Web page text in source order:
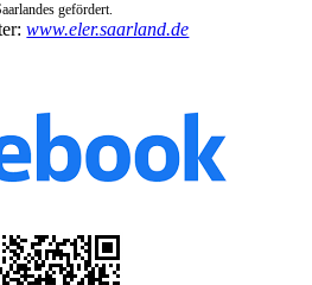
gefördert.
www.eler.saarland.de